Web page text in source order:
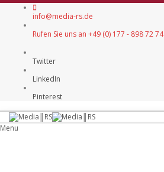
info@media-rs.de
Rufen Sie uns an +49 (0) 177 - 898 72 74
Twitter
LinkedIn
Pinterest
Menu